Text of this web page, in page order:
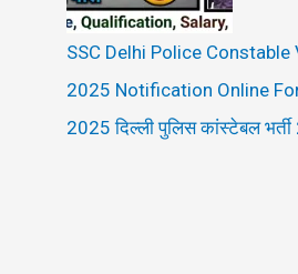
SSC Delhi Police Constable
2025 Notification Online
2025 दिल्ली पुलिस कांस्टेबल